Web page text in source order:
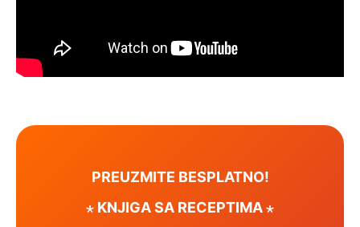
PREUZMITE BESPLATNO!
⋆ KNJIGA SA RECEPTIMA ⋆